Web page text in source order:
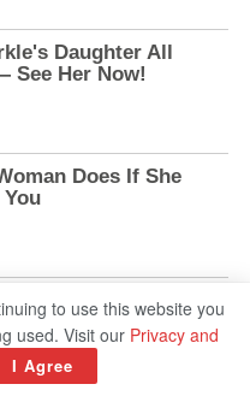
to use this website you
used. Visit our Privacy and
I Agree